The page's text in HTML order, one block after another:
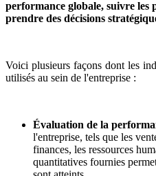
performance globale, suivre les
prendre des décisions
Voici plusieurs façons dont les
utilisés au sein de l'entreprise :
Évaluation de la
l'entreprise, tels que les
finances, les ressources
quantitatives fournies